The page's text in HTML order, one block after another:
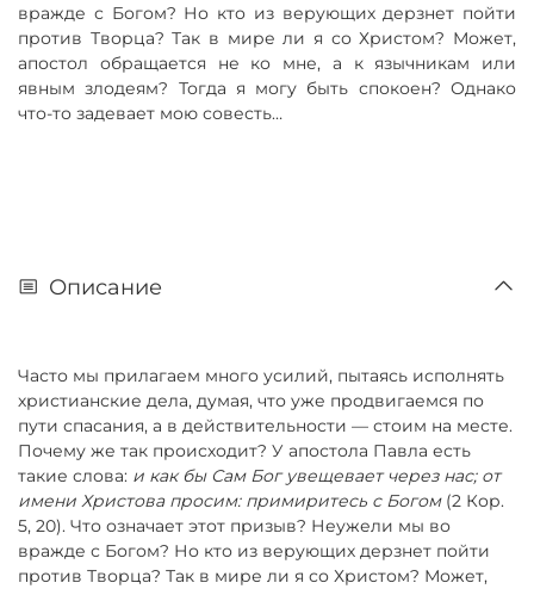
вражде с Богом? Но кто из верующих дерзнет пойти
против Творца? Так в мире ли я со Христом? Может,
апостол обращается не ко мне, а к язычникам или
явным злодеям? Тогда я могу быть спокоен? Однако
что-то задевает мою совесть…
Описание
Часто мы прилагаем много усилий, пытаясь исполнять
христианские дела, думая, что уже продвигаемся по
пути спасания, а в действительности — стоим на месте.
Почему же так происходит? У апостола Павла есть
такие слова: и как бы Сам Бог увещевает через нас; от
имени Христова просим: примиритесь с Богом (2 Кор.
5, 20). Что означает этот призыв? Неужели мы во
вражде с Богом? Но кто из верующих дерзнет пойти
против Творца? Так в мире ли я со Христом? Может,